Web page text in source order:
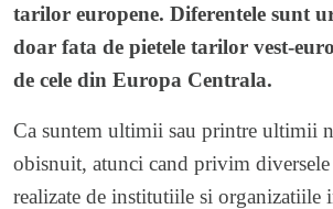
tarilor europene. Diferentele sunt
doar fata de pietele tarilor vest-
de cele din Europa Centrala.
Ca suntem ultimii sau printre ultimii
obisnuit, atunci cand privim
realizate de institutiile si organizatiile